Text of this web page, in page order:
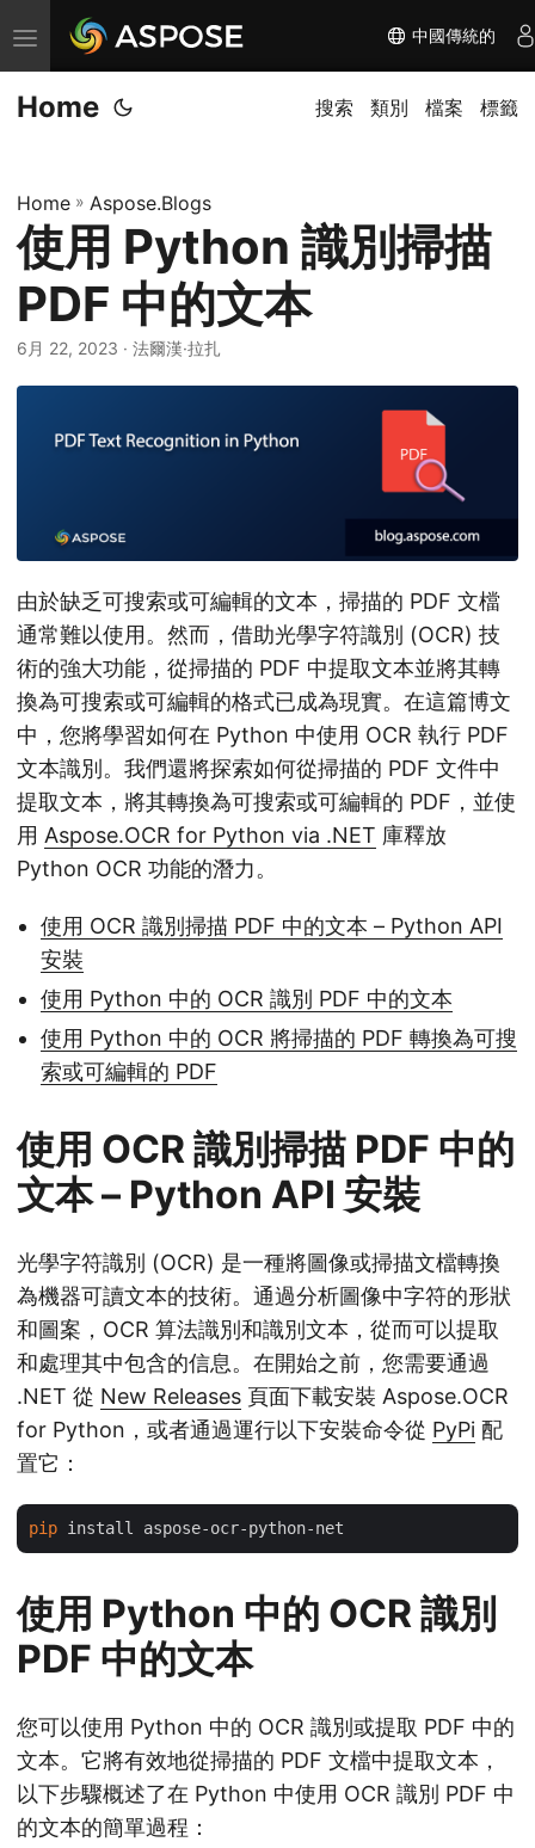
切
换
导
中國傳統的
Home 搜索 類別 檔案 標籤
Home » Aspose.Blogs
使用 Python 識別掃描
PDF 中的文本
6月 22, 2023 · 法爾漢·拉扎
由於缺乏可搜索或可編輯的文本，掃描的 PDF 文檔
通常難以使用。然而，借助光學字符識別 (OCR) 技
術的強大功能，從掃描的 PDF 中提取文本並將其轉
換為可搜索或可編輯的格式已成為現實。在這篇博文
中，您將學習如何在 Python 中使用 OCR 執行 PDF
文本識別。我們還將探索如何從掃描的 PDF 文件中
提取文本，將其轉換為可搜索或可編輯的 PDF，並使
用 Aspose.OCR for Python via .NET 庫釋放
Python OCR 功能的潛力。
使用 OCR 識別掃描 PDF 中的文本 – Python API
安裝
使用 Python 中的 OCR 識別 PDF 中的文本
使用 Python 中的 OCR 將掃描的 PDF 轉換為可搜
索或可編輯的 PDF
使用 OCR 識別掃描 PDF 中的
文本 – Python API 安裝
光學字符識別 (OCR) 是一種將圖像或掃描文檔轉換
為機器可讀文本的技術。通過分析圖像中字符的形狀
和圖案，OCR 算法識別和識別文本，從而可以提取
和處理其中包含的信息。在開始之前，您需要通過
.NET 從 New Releases 頁面下載安裝 Aspose.OCR
for Python，或者通過運行以下安裝命令從 PyPi 配
置它：
pip
使用 Python 中的 OCR 識別
PDF 中的文本
您可以使用 Python 中的 OCR 識別或提取 PDF 中的
文本。它將有效地從掃描的 PDF 文檔中提取文本，
以下步驟概述了在 Python 中使用 OCR 識別 PDF 中
的文本的簡單過程：